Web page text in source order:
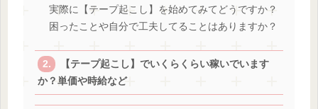
実際に【テープ起こし】を始めてみてどうですか？
困ったことや自分で工夫してることはありますか？
【テープ起こし】でいくらくらい稼いでいます
か？単価や時給など